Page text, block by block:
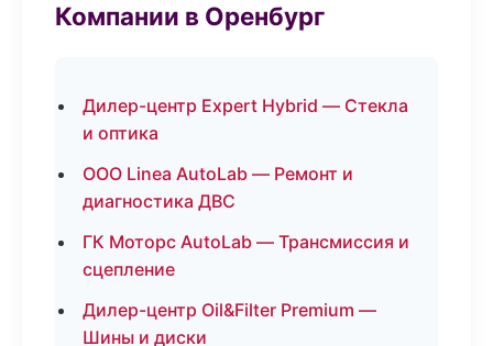
Компании в Оренбург
Дилер-центр Expert Hybrid — Стекла
и оптика
ООО Linea AutoLab — Ремонт и
диагностика ДВС
ГК Моторс AutoLab — Трансмиссия и
сцепление
Дилер-центр Oil&Filter Premium —
Шины и диски